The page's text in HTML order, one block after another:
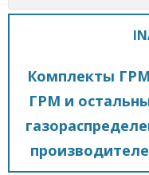
Комплекты
ГРМ и